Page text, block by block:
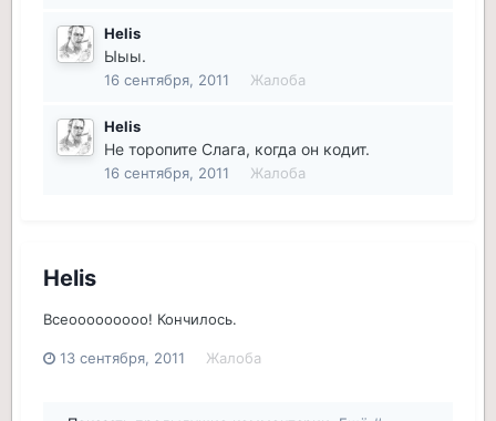
Helis
Ыыы.
16 сентября, 2011 Жалоба
Helis
Не торопите Слага, когда он кодит.
16 сентября, 2011 Жалоба
Helis
Всеооооооооо! Кончилось.
13 сентября, 2011 Жалоба